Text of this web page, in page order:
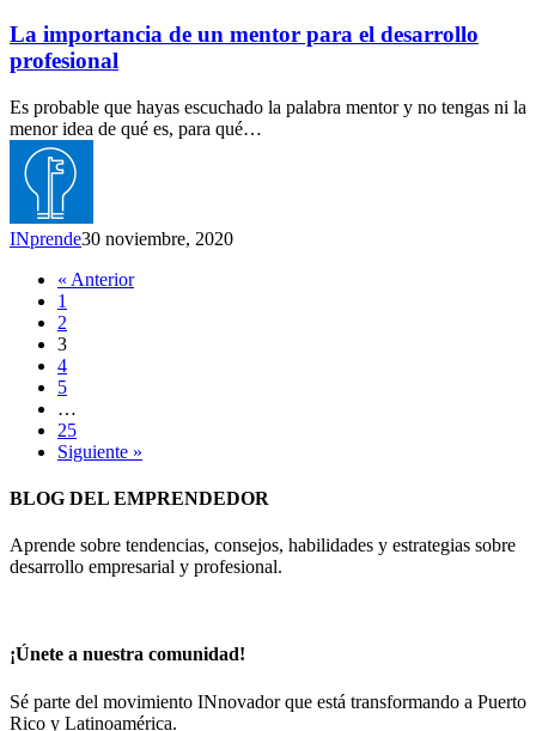
de
un
mentor
el
desarrollo
profesional
La importancia de un mentor para el desarrollo
profesional
Es probable que hayas escuchado la palabra mentor y no tengas ni la
menor idea de qué es, para qué…
INprende30 noviembre, 2020
« Anterior
1
2
3
4
5
…
25
Siguiente »
BLOG DEL EMPRENDEDOR
Aprende sobre tendencias, consejos, habilidades y estrategias sobre
desarrollo empresarial y profesional.
¡Únete a nuestra comunidad!
Sé parte del movimiento INnovador que está transformando a Puerto
Rico y Latinoamérica.